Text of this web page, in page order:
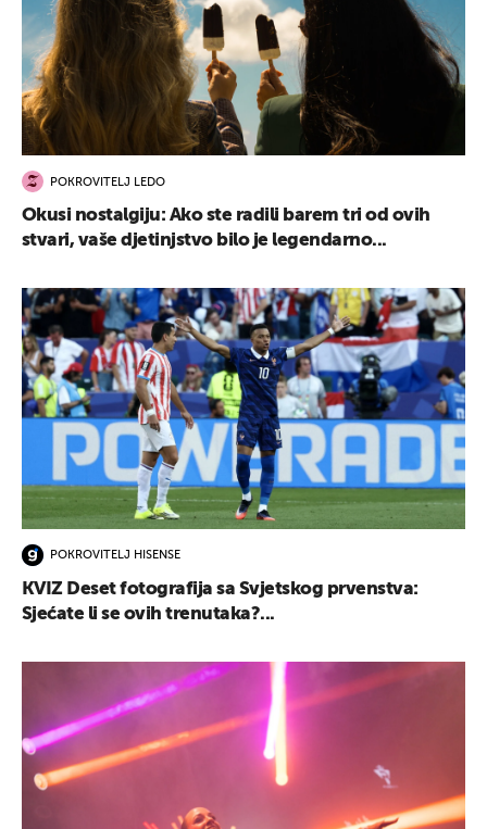
POKROVITELJ LEDO
Okusi nostalgiju: Ako ste radili barem tri od ovih
stvari, vaše djetinjstvo bilo je legendarno...
POKROVITELJ HISENSE
KVIZ Deset fotografija sa Svjetskog prvenstva:
Sjećate li se ovih trenutaka?...